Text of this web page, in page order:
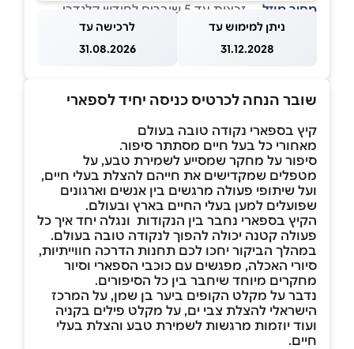
מחיר מוזל — זכאות עד 5 שוברים לחודש קלנדרי
ניתן למימוש עד
31.12.2028
לרכישה עד
31.08.2026
שובר הנחה לכרטיס כניסה יחיד לספארי
קיץ בספארי נקודה טובה בעולם
מאחורי כל בעל חיים מסתתר סיפור.
סיפור על מחקר שמסייע לשמירת טבע, על
מטפלים שמקדישים את חייהם להצלת בעלי חיים,
ועל שיתופי פעולה מרגשים בין אנשים וארגונים
שפועלים למען בעלי החיים בארץ ובעולם.
הקיץ בספארי נחבר בין הנקודות ונגלה יחד איך כל
פעולה קטנה יכולה להפוך לנקודה טובה בעולם.
במהלך הביקור יחכו לכם תחנות הדרכה חווייתיות,
סיורי האכלה, מפגשים עם כוכבי הספארי וסיור
מחקרים מיוחד שיחבר בין כל הסיפורים.
נדבר על מקלט הקופים ביער בן שמן, על המרכז
הישראלי להצלת צבי ים, על מקלט פילים בקניה
ועוד יוזמות מרגשות לשמירת טבע והצלת בעלי
חיים.